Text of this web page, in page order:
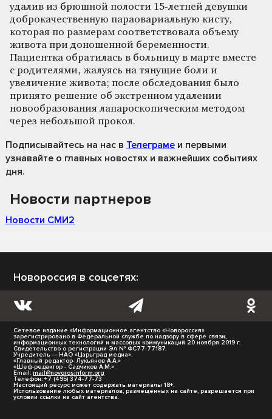
удалив из брюшной полости 15-летней девушки
доброкачественную параовариальную кисту,
которая по размерам соответствовала объему
живота при доношенной беременности.
Пациентка обратилась в больницу в марте вместе
с родителями, жалуясь на тянущие боли и
увеличение живота; после обследования было
принято решение об экстренном удалении
новообразования лапароскопическим методом
через небольшой прокол.
Подписывайтесь на нас в Телеграме и первыми
узнавайте о главных новостях и важнейших событиях
дня.
Новости партнеров
Новости СМИ2
Новороссия в соцсетях:
Сетевое издание «Информационное агентство «Новороссия»
зарегистрировано в Федеральной службе по надзору в сфере связи,
информационных технологий и массовых коммуникаций 20 ноября 2019 г.
Свидетельство о регистрации Эл № ФС77-77187.
Учредитель — НАО «Царьград медиа».
«Главный редактор- Лукьянов А.А.»
«Шеф-редактор - Садчиков А.М.»
Email: mail@novorosinform.org
Телефон: +7 (495) 374-77-73
Настоящий ресурс может содержать материалы 18+.
Использование любых материалов, размещённых на сайте, разрешается при
условии ссылки на сайт агентства.